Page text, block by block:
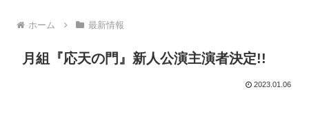
ホーム 最新情報
月組『応天の門』新人公演主演者決定!!
2023.01.06